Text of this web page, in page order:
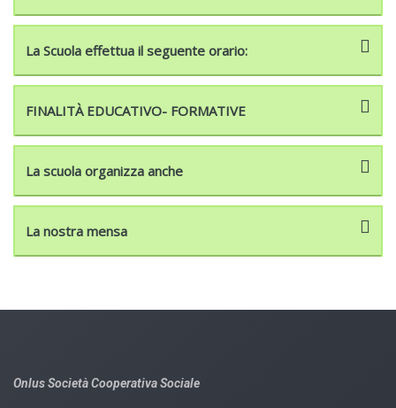
La Scuola effettua il seguente orario:
FINALITÀ EDUCATIVO- FORMATIVE
La scuola organizza anche
La nostra mensa
Onlus Società Cooperativa Sociale